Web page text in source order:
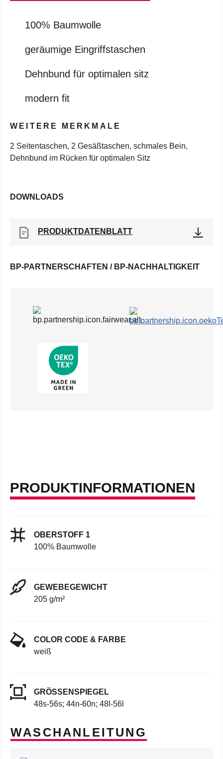
100% Baumwolle
geräumige Eingriffstaschen
Dehnbund für optimalen sitz
modern fit
WEITERE MERKMALE
2 Seitentaschen, 2 Gesäßtaschen, schmales Bein,
Dehnbund im Rücken für optimalen Sitz
DOWNLOADS
PRODUKTDATENBLATT
BP-PARTNERSCHAFTEN / BP-NACHHALTIGKEIT
PRODUKTINFORMATIONEN
OBERSTOFF 1
100% Baumwolle
GEWEBEGEWICHT
205 g/m²
COLOR CODE & FARBE
weiß
GRÖSSENSPIEGEL
48s-56s; 44n-60n; 48l-56l
WASCHANLEITUNG